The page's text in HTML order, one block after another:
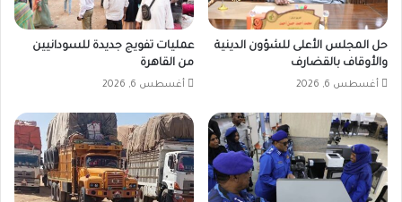
حل المجلس الأعلى للشؤون الدينية
والأوقاف بالقضارف
أغسطس 6, 2026
عمليات تفويج جديدة للسودانيين
من القاهرة
أغسطس 6, 2026